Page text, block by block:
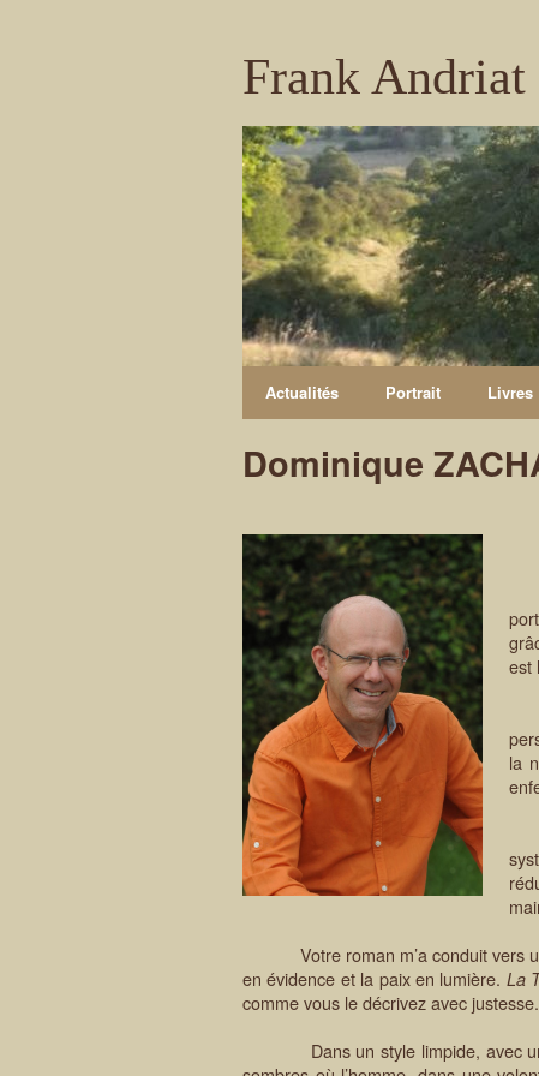
Frank Andriat
Actualités Portrait Livres
Dominique
est
la
Votre roman m’a conduit vers
en évidence et la paix en lumière. La
comme vous le décrivez avec justesse.
Dans un style limpide, avec une